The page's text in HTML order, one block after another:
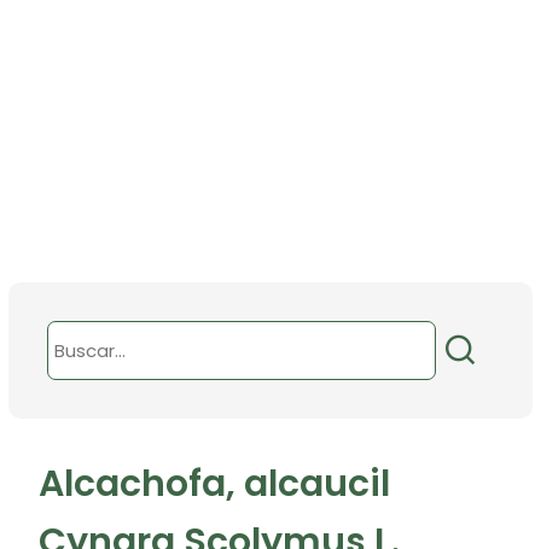
Alcachofa, alcaucil